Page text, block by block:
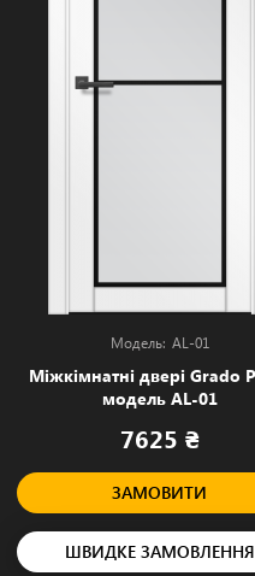
AL-01
Міжкімнатні двері Grado
модель AL-01
7625 ₴
ЗАМОВИТИ
ШВИДКЕ ЗАМОВЛЕННЯ